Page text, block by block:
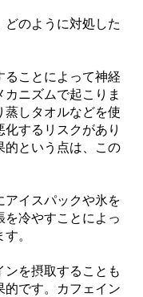
のように対処した
ることによって神経
ニズムで起こりま
しタオルなどを使
するリスクがあり
的という点は、この
アイスパックや氷を
冷やすことによっ
。
ンを摂取することも
的です。カフェイン